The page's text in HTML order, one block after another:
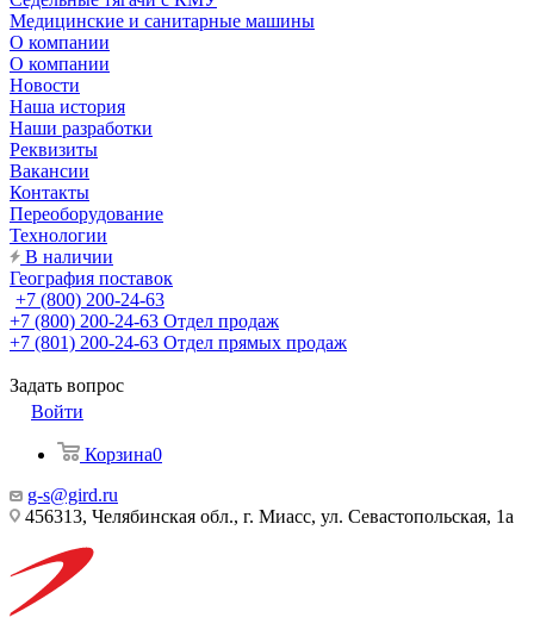
Медицинские и санитарные машины
О компании
О компании
Новости
Наша история
Наши разработки
Реквизиты
Вакансии
Контакты
Переоборудование
Технологии
В наличии
География поставок
+7 (800) 200-24-63
+7 (800) 200-24-63 Отдел продаж
+7 (801) 200-24-63 Отдел прямых продаж
Задать вопрос
Войти
Корзина0
g-s@gird.ru
456313, Челябинская обл., г. Миасс, ул. Севастопольская, 1а